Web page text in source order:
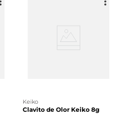
keiko
Clavito de Olor Keiko 8g